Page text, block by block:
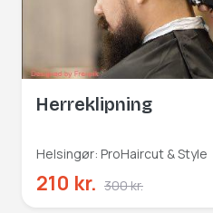
Herreklipning
Helsingør: ProHaircut & Style
210 kr. 300 kr.